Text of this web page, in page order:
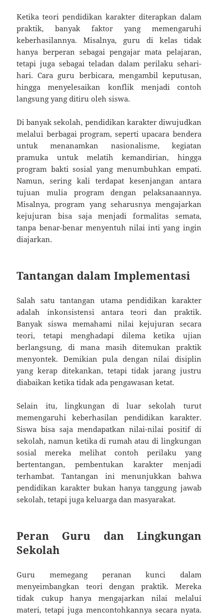
Ketika teori pendidikan karakter diterapkan dalam
praktik, banyak faktor yang memengaruhi
keberhasilannya. Misalnya, guru di kelas tidak
hanya berperan sebagai pengajar mata pelajaran,
tetapi juga sebagai teladan dalam perilaku sehari-
hari. Cara guru berbicara, mengambil keputusan,
hingga menyelesaikan konflik menjadi contoh
langsung yang ditiru oleh siswa.
Di banyak sekolah, pendidikan karakter diwujudkan
melalui berbagai program, seperti upacara bendera
untuk menanamkan nasionalisme, kegiatan
pramuka untuk melatih kemandirian, hingga
program bakti sosial yang menumbuhkan empati.
Namun, sering kali terdapat kesenjangan antara
tujuan mulia program dengan pelaksanaannya.
Misalnya, program yang seharusnya mengajarkan
kejujuran bisa saja menjadi formalitas semata,
tanpa benar-benar menyentuh nilai inti yang ingin
diajarkan.
Tantangan dalam Implementasi
Salah satu tantangan utama pendidikan karakter
adalah inkonsistensi antara teori dan praktik.
Banyak siswa memahami nilai kejujuran secara
teori, tetapi menghadapi dilema ketika ujian
berlangsung, di mana masih ditemukan praktik
menyontek. Demikian pula dengan nilai disiplin
yang kerap ditekankan, tetapi tidak jarang justru
diabaikan ketika tidak ada pengawasan ketat.
Selain itu, lingkungan di luar sekolah turut
memengaruhi keberhasilan pendidikan karakter.
Siswa bisa saja mendapatkan nilai-nilai positif di
sekolah, namun ketika di rumah atau di lingkungan
sosial mereka melihat contoh perilaku yang
bertentangan, pembentukan karakter menjadi
terhambat. Tantangan ini menunjukkan bahwa
pendidikan karakter bukan hanya tanggung jawab
sekolah, tetapi juga keluarga dan masyarakat.
Peran Guru dan Lingkungan
Sekolah
Guru memegang peranan kunci dalam
menyeimbangkan teori dengan praktik. Mereka
tidak cukup hanya mengajarkan nilai melalui
materi, tetapi juga mencontohkannya secara nyata.